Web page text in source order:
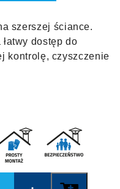
szerszej ściance.
dostęp do
kontrolę, czyszczenie